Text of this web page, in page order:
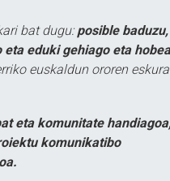
bat dugu: posible
eta eduki gehiago eta
euskaldun ororen eskura
eta komunitate
komunikatibo